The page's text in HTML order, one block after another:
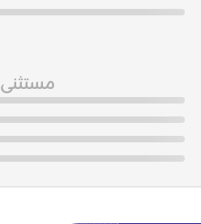
مستثنى